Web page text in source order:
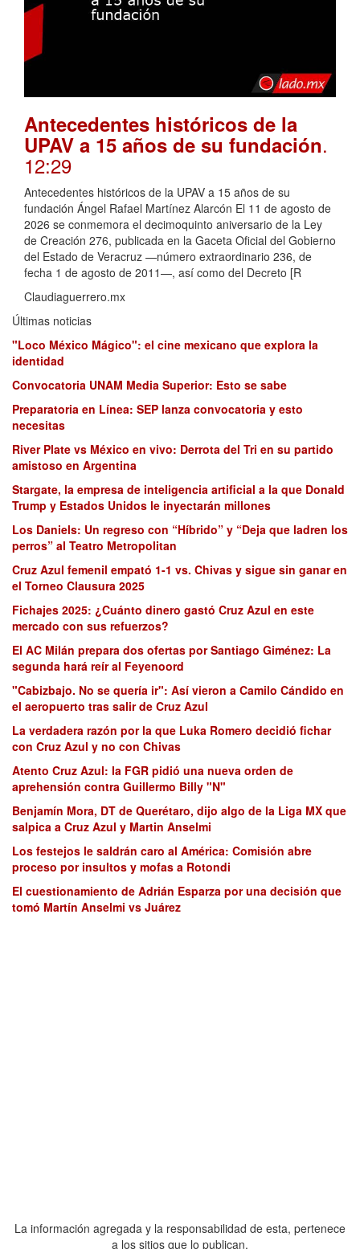
Antecedentes históricos de la
UPAV a 15 años de su fundación.
12:29
Antecedentes históricos de la UPAV a 15 años de su
fundación Ángel Rafael Martínez Alarcón El 11 de agosto de
2026 se conmemora el decimoquinto aniversario de la Ley
de Creación 276, publicada en la Gaceta Oficial del Gobierno
del Estado de Veracruz —número extraordinario 236, de
fecha 1 de agosto de 2011—, así como del Decreto [R
Claudiaguerrero.mx
Últimas noticias
"Loco México Mágico": el cine mexicano que explora la
identidad
Convocatoria UNAM Media Superior: Esto se sabe
Preparatoria en Línea: SEP lanza convocatoria y esto
necesitas
River Plate vs México en vivo: Derrota del Tri en su partido
amistoso en Argentina
Stargate, la empresa de inteligencia artificial a la que Donald
Trump y Estados Unidos le inyectarán millones
Los Daniels: Un regreso con “Híbrido” y “Deja que ladren los
perros” al Teatro Metropolitan
Cruz Azul femenil empató 1-1 vs. Chivas y sigue sin ganar en
el Torneo Clausura 2025
Fichajes 2025: ¿Cuánto dinero gastó Cruz Azul en este
mercado con sus refuerzos?
El AC Milán prepara dos ofertas por Santiago Giménez: La
segunda hará reír al Feyenoord
"Cabizbajo. No se quería ir": Así vieron a Camilo Cándido en
el aeropuerto tras salir de Cruz Azul
La verdadera razón por la que Luka Romero decidió fichar
con Cruz Azul y no con Chivas
Atento Cruz Azul: la FGR pidió una nueva orden de
aprehensión contra Guillermo Billy "N"
Benjamín Mora, DT de Querétaro, dijo algo de la Liga MX que
salpica a Cruz Azul y Martin Anselmi
Los festejos le saldrán caro al América: Comisión abre
proceso por insultos y mofas a Rotondi
El cuestionamiento de Adrián Esparza por una decisión que
tomó Martín Anselmi vs Juárez
La información agregada y la responsabilidad de esta, pertenece
a los sitios que lo publican.